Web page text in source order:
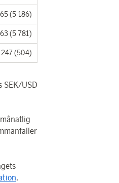
(5 186)
(5 781)
247 (504)
SEK/USD
.